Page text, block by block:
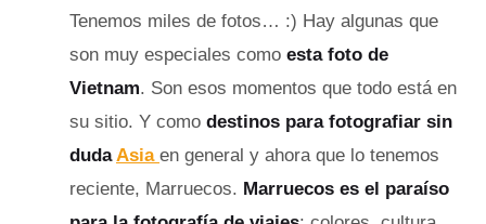
Tenemos miles de fotos… :) Hay algunas que
son muy especiales como esta foto de
Vietnam. Son esos momentos que todo está en
su sitio. Y como destinos para fotografiar sin
dudaAsia en general y ahora que lo tenemos
reciente, Marruecos. Marruecos es el paraíso